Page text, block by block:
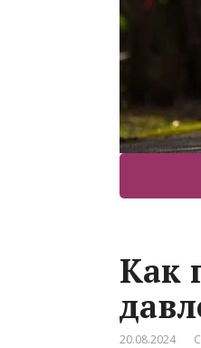
Как
20.08.2024